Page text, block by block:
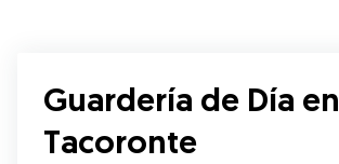
Guardería de Día en
Tacoronte